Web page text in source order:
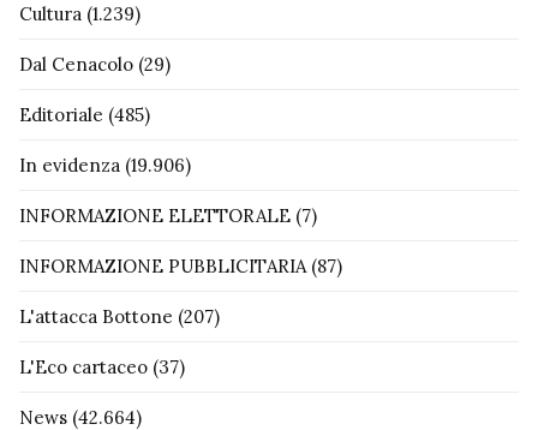
Cultura (1.239)
Dal Cenacolo (29)
Editoriale (485)
In evidenza (19.906)
INFORMAZIONE ELETTORALE (7)
INFORMAZIONE PUBBLICITARIA(87)
L'attacca Bottone (207)
L'Eco cartaceo (37)
News (42.664)